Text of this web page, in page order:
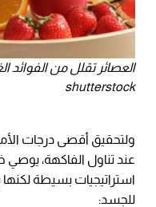
العصائر تقلل من الفوائد
shutterstock
ولتحقيق أقصى درجات
عند تناول الفاكهة، يوصي
استراتيجيات بسيطة لكنها
للجسد: